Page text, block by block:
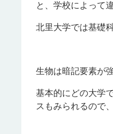
と、学校によって
北里大学では基礎
生物は暗記要素が
基本的にどの大学
スもみられるので